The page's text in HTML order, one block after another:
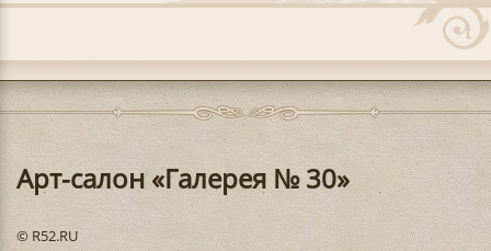
Арт-салон «Галерея № 30»
© R52.RU